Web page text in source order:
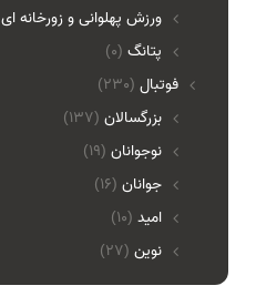
ورزش پهلوانی و زورخانه ای
پتانگ (0)
(230) فوتبال
بزرگسالان (137)
نوجوانان (19)
جوانان (16)
امید (10)
نوین (27)